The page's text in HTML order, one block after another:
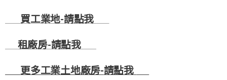
買工業地-請點我
租廠房-請點我
💻更多工業土地廠房-請點我